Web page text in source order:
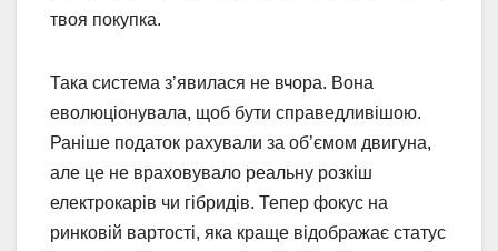
твоя покупка.
Така система з’явилася не вчора. Вона
еволюціонувала, щоб бути справедливішою.
Раніше податок рахували за об’ємом двигуна,
але це не враховувало реальну розкіш
електрокарів чи гібридів. Тепер фокус на
ринковій вартості, яка краще відображає статус